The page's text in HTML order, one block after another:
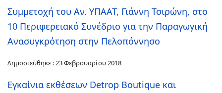
Συμμετοχή του Αν. ΥΠΑΑΤ, Γιάννη Τσιρώνη, στο
10 Περιφερειακό Συνέδριο για την Παραγωγική
Ανασυγκρότηση στην Πελοπόννησο
Δημοσιεύθηκε : 23 Φεβρουαρίου 2018
Εγκαίνια εκθέσεων Detrop Boutique και